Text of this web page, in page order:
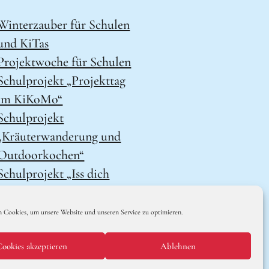
Cookies, um unsere Website und unseren Service zu optimieren.
akzeptieren Ablehnen
für Schulen
KiTas
für Schulen
„Projekttag
KiKoMo“
und
„Iss dich